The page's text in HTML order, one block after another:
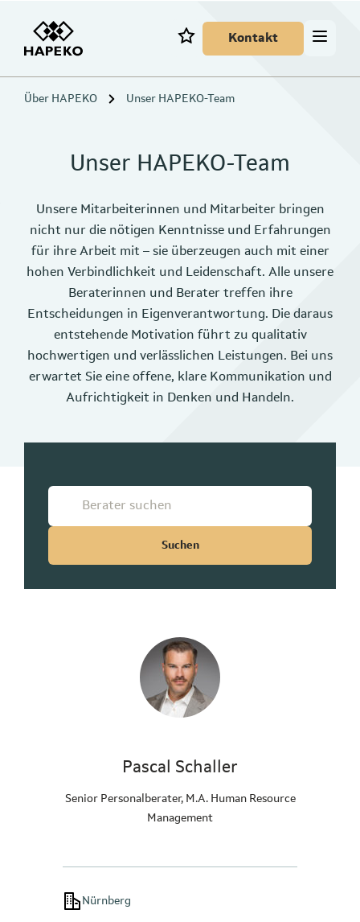
Kontakt
Über HAPEKO Unser HAPEKO-Team
Unser HAPEKO-Team
Unsere Mitarbeiterinnen und Mitarbeiter bringen
nicht nur die nötigen Kenntnisse und Erfahrungen
für ihre Arbeit mit – sie überzeugen auch mit einer
hohen Verbindlichkeit und Leidenschaft. Alle unsere
Beraterinnen und Berater treffen ihre
Entscheidungen in Eigenverantwortung. Die daraus
entstehende Motivation führt zu qualitativ
hochwertigen und verlässlichen Leistungen. Bei uns
erwartet Sie eine offene, klare Kommunikation und
Aufrichtigkeit in Denken und Handeln.
Suchen
Pascal Schaller
Senior Personalberater, M.A. Human Resource
Management
Nürnberg